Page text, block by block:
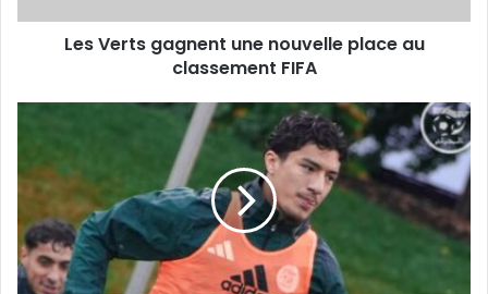
FIFA
Les Verts gagnent une nouvelle place au
classement FIFA
à
vendre,
tranche
Leverkusen